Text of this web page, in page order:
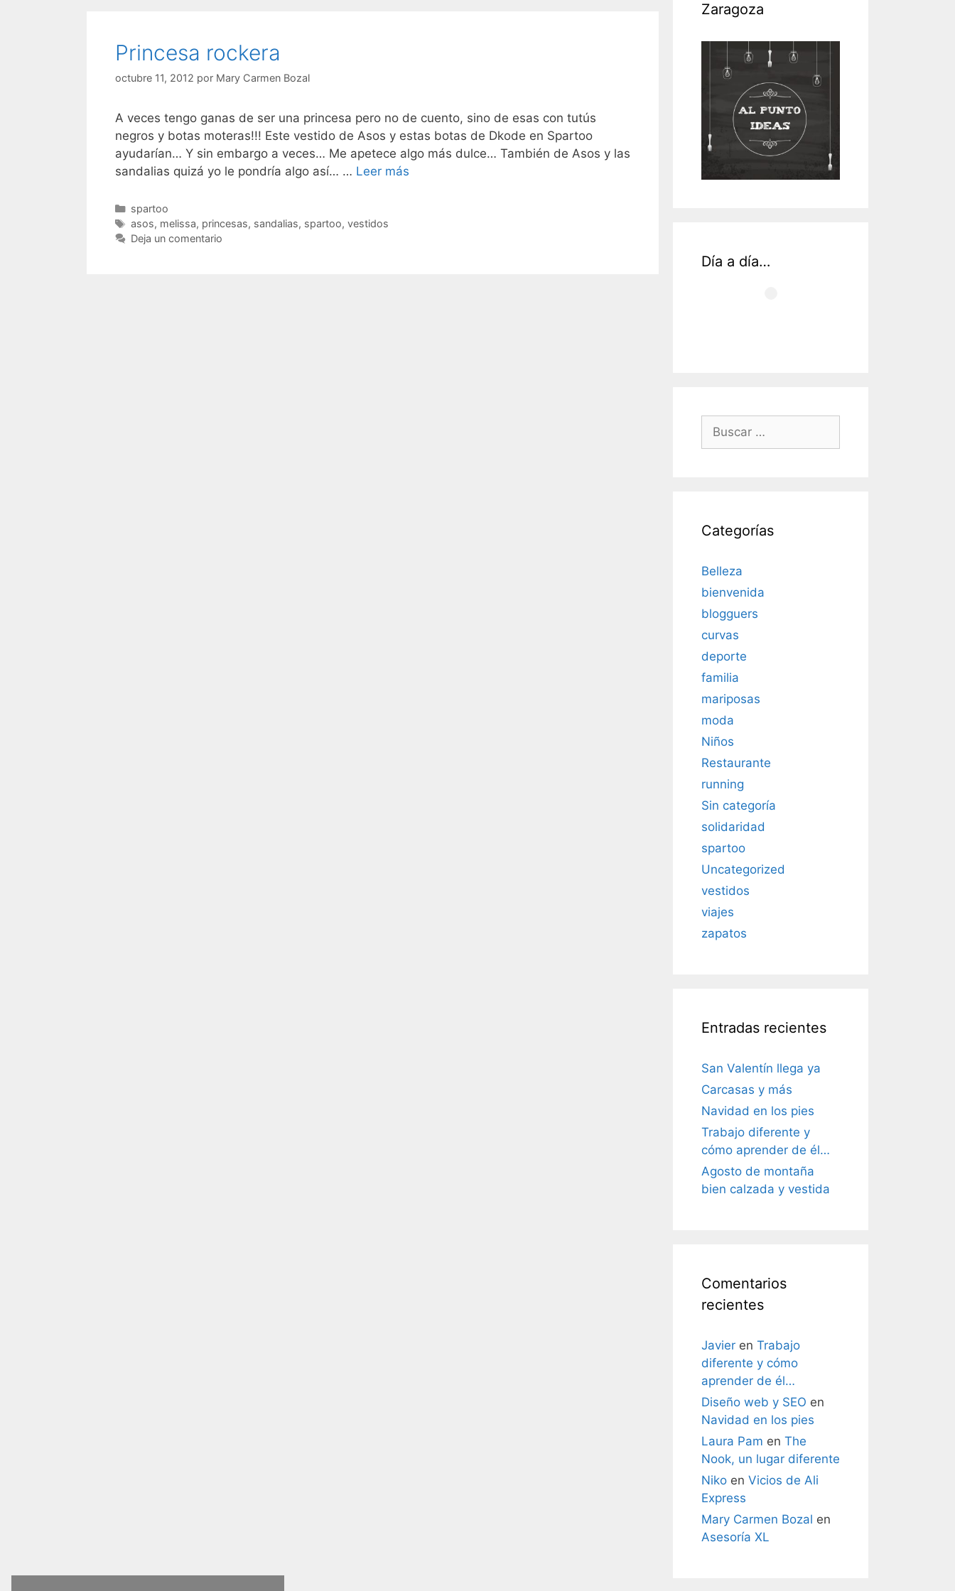
Princesa rockera
octubre 11, 2012 por Mary Carmen Bozal
A veces tengo ganas de ser una princesa pero no de cuento, sino de esas con tutús
negros y botas moteras!!! Este vestido de Asos y estas botas de Dkode en Spartoo
ayudarían… Y sin embargo a veces… Me apetece algo más dulce… También de Asos y las
sandalias quizá yo le pondría algo así… … Leer más
Categorías
spartoo
Etiquetas
asos, melissa, princesas, sandalias, spartoo, vestidos
Deja un comentario
Zaragoza
Día a día…
Buscar:
Categorías
Belleza
bienvenida
blogguers
curvas
deporte
familia
mariposas
moda
Niños
Restaurante
running
Sin categoría
solidaridad
spartoo
Uncategorized
vestidos
viajes
zapatos
Entradas recientes
San Valentín llega ya
Carcasas y más
Navidad en los pies
Trabajo diferente y
cómo aprender de él…
Agosto de montaña
bien calzada y vestida
Comentarios
recientes
Javier en Trabajo
diferente y cómo
aprender de él…
Diseño web y SEO en
Navidad en los pies
Laura Pam en The
Nook, un lugar diferente
Niko en Vicios de Ali
Express
Mary Carmen Bozal en
Asesoría XL